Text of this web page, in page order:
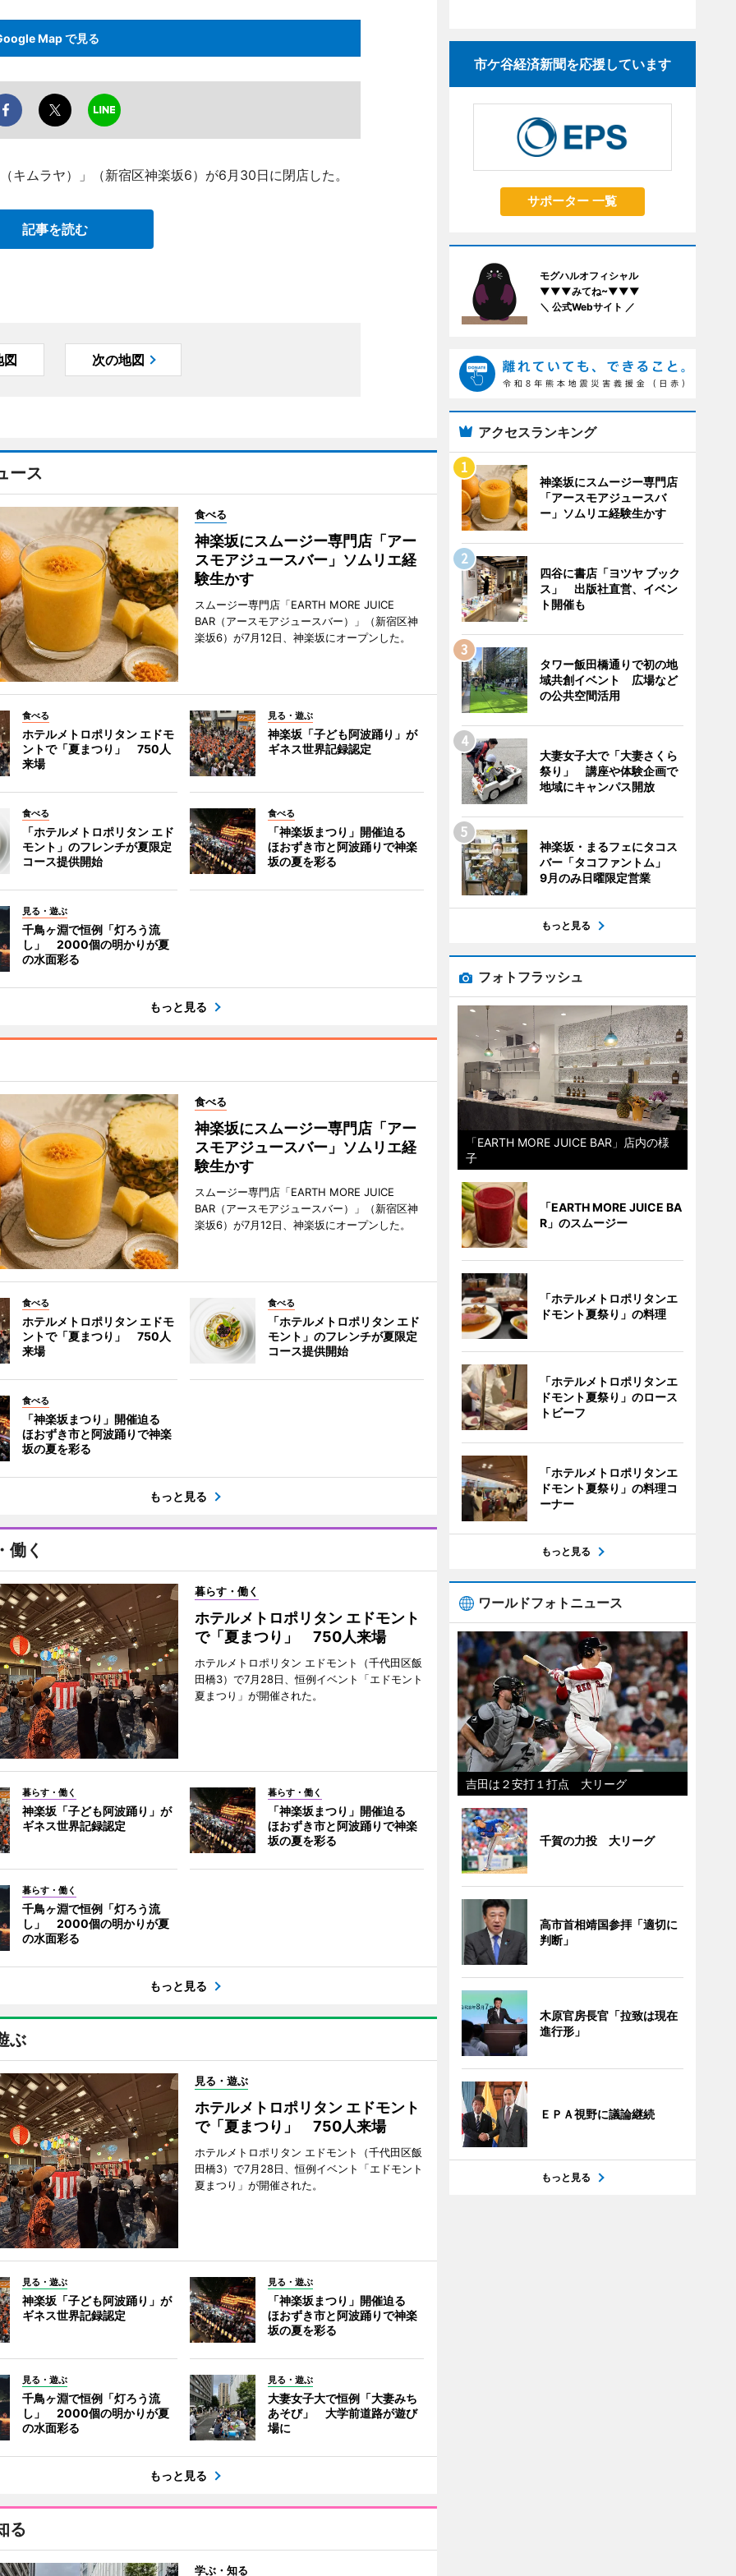
Map で見る
キムラヤ）」（新宿区神楽坂6）が6月30日に閉店した。
記事を読む
図 次の地図
ース
食べる
神楽坂にスムージー専門店「アー
スモアジュースバー」ソムリエ経
験生かす
スムージー専門店「EARTH MORE JUICE
BAR（アースモアジュースバー）」（新宿区神
楽坂6）が7月12日、神楽坂にオープンした。
食べる
ホテルメトロポリタン エドモ
ントで「夏まつり」 750人
来場
見る・遊ぶ
神楽坂「子ども阿波踊り」が
ギネス世界記録認定
食べる
「ホテルメトロポリタン エド
モント」のフレンチが夏限定
コース提供開始
食べる
「神楽坂まつり」開催迫る
ほおずき市と阿波踊りで神楽
坂の夏を彩る
見る・遊ぶ
千鳥ヶ淵で恒例「灯ろう流
し」 2000個の明かりが夏
の水面彩る
もっと見る
食べる
神楽坂にスムージー専門店「アー
スモアジュースバー」ソムリエ経
験生かす
スムージー専門店「EARTH MORE JUICE
BAR（アースモアジュースバー）」（新宿区神
楽坂6）が7月12日、神楽坂にオープンした。
食べる
ホテルメトロポリタン エドモ
ントで「夏まつり」 750人
来場
食べる
「ホテルメトロポリタン エド
モント」のフレンチが夏限定
コース提供開始
食べる
「神楽坂まつり」開催迫る
ほおずき市と阿波踊りで神楽
坂の夏を彩る
もっと見る
働く
暮らす・働く
ホテルメトロポリタン エドモント
で「夏まつり」 750人来場
ホテルメトロポリタン エドモント（千代田区飯
田橋3）で7月28日、恒例イベント「エドモント
夏まつり」が開催された。
暮らす・働く
神楽坂「子ども阿波踊り」が
ギネス世界記録認定
暮らす・働く
「神楽坂まつり」開催迫る
ほおずき市と阿波踊りで神楽
坂の夏を彩る
暮らす・働く
千鳥ヶ淵で恒例「灯ろう流
し」 2000個の明かりが夏
の水面彩る
もっと見る
ぶ
見る・遊ぶ
ホテルメトロポリタン エドモント
で「夏まつり」 750人来場
ホテルメトロポリタン エドモント（千代田区飯
田橋3）で7月28日、恒例イベント「エドモント
夏まつり」が開催された。
見る・遊ぶ
神楽坂「子ども阿波踊り」が
ギネス世界記録認定
見る・遊ぶ
「神楽坂まつり」開催迫る
ほおずき市と阿波踊りで神楽
坂の夏を彩る
見る・遊ぶ
千鳥ヶ淵で恒例「灯ろう流
し」 2000個の明かりが夏
の水面彩る
見る・遊ぶ
大妻女子大で恒例「大妻みち
あそび」 大学前道路が遊び
場に
もっと見る
る
学ぶ・知る
市ケ谷経済新聞を応援しています
サポーター 一覧
モグハルオフィシャル
▼▼▼みてね~▼▼▼
＼ 公式Webサイト ／
アクセスランキング
神楽坂にスムージー専門店
「アースモアジュースバ
ー」ソムリエ経験生かす
四谷に書店「ヨツヤ ブック
ス」 出版社直営、イベン
ト開催も
タワー飯田橋通りで初の地
域共創イベント 広場など
の公共空間活用
大妻女子大で「大妻さくら
祭り」 講座や体験企画で
地域にキャンパス開放
神楽坂・まるフェにタコス
バー「タコファントム」
9月のみ日曜限定営業
もっと見る
フォトフラッシュ
「EARTH MORE JUICE BAR」店内の様
子
「EARTH MORE JUICE BA
R」のスムージー
「ホテルメトロポリタンエ
ドモント夏祭り」の料理
「ホテルメトロポリタンエ
ドモント夏祭り」のロース
トビーフ
「ホテルメトロポリタンエ
ドモント夏祭り」の料理コ
ーナー
もっと見る
ワールドフォトニュース
吉田は２安打１打点 大リーグ
千賀の力投 大リーグ
高市首相靖国参拝「適切に
判断」
木原官房長官「拉致は現在
進行形」
ＥＰＡ視野に議論継続
もっと見る